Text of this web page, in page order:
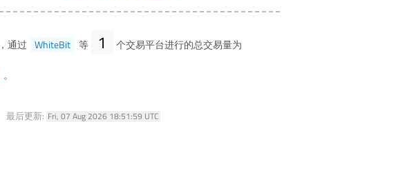
通过 WhiteBit 等 1 个交易平台进行的总交易量为
。
最后更新: Fri, 07 Aug 2026 18:51:59 UTC